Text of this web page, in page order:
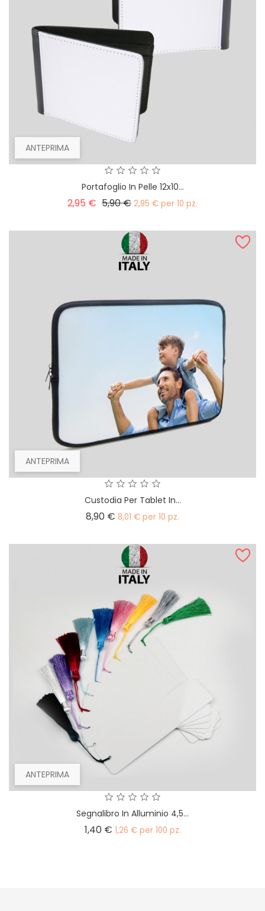
ANTEPRIMA
Portafoglio In Pelle 12x10...
2,95 € Prezzo
5,90 €Prezzo
2,95 € per 10 pz.
ANTEPRIMA
Custodia Per Tablet In...
8,90 € Prezzo
8,01 € per 10 pz.
ANTEPRIMA
Segnalibro In Alluminio 4,5...
1,40 € Prezzo
1,26 € per 100 pz.